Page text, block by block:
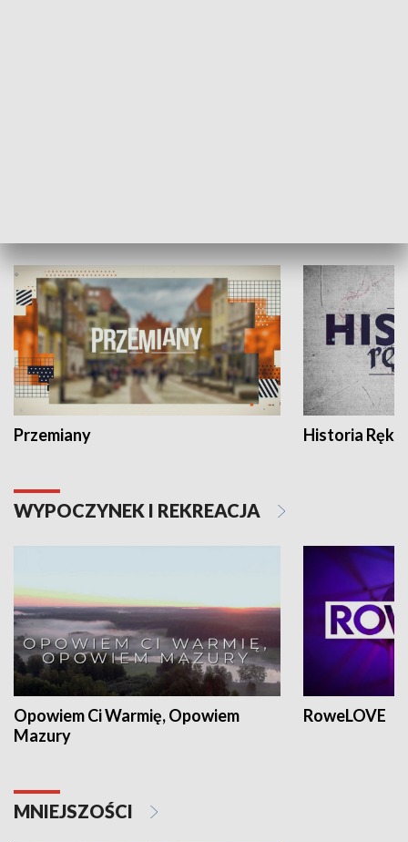
Przemiany Historia Ręką
WYPOCZYNEK I REKREACJA
Opowiem Ci Warmię, Opowiem
Mazury
RoweLOVE
MNIEJSZOŚCI